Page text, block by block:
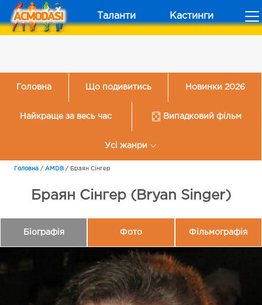
Таланти Кастинги
Головна Що подивитись Новинки 2026
Найкраще за весь час Випадковий фільм
Усі жанри
Головна / AMDB / Браян Сінгер
Браян Сінгер (Bryan Singer)
Біографія Фото Фільмографія